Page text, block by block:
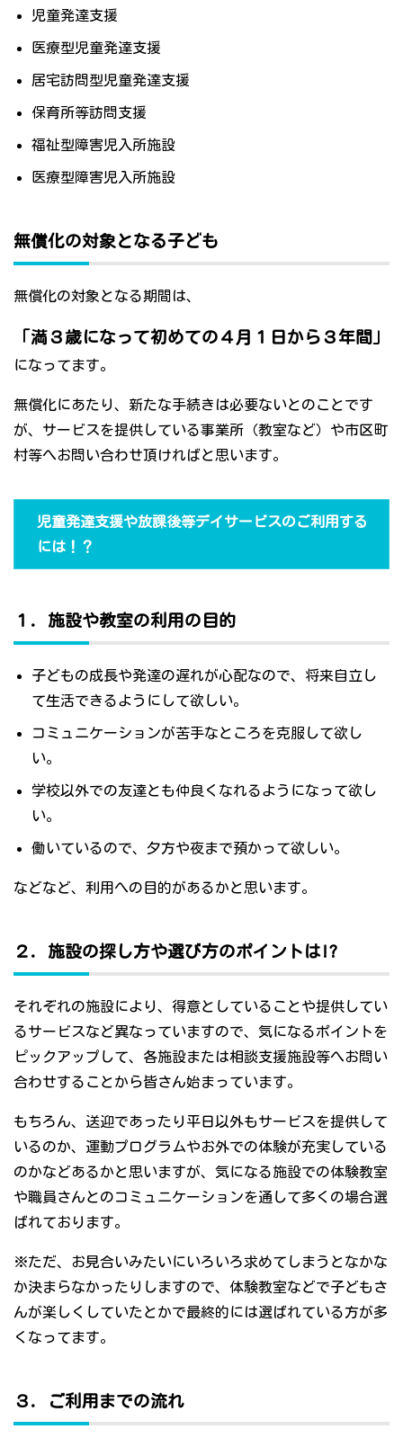
児童発達支援
医療型児童発達支援
居宅訪問型児童発達支援
保育所等訪問支援
福祉型障害児入所施設
医療型障害児入所施設
無償化の対象となる子ども
無償化の対象となる期間は、
「満３歳になって初めての４月１日から３年間」
になってます。
無償化にあたり、新たな手続きは必要ないとのことです
が、サービスを提供している事業所（教室など）や市区町
村等へお問い合わせ頂ければと思います。
児童発達支援や放課後等デイサービスのご利用する
には！？
１．施設や教室の利用の目的
子どもの成長や発達の遅れが心配なので、将来自立し
て生活できるようにして欲しい。
コミュニケーションが苦手なところを克服して欲し
い。
学校以外での友達とも仲良くなれるようになって欲し
い。
働いているので、夕方や夜まで預かって欲しい。
などなど、利用への目的があるかと思います。
２．施設の探し方や選び方のポイントは!?
それぞれの施設により、得意としていることや提供してい
るサービスなど異なっていますので、気になるポイントを
ピックアップして、各施設または相談支援施設等へお問い
合わせすることから皆さん始まっています。
もちろん、送迎であったり平日以外もサービスを提供して
いるのか、運動プログラムやお外での体験が充実している
のかなどあるかと思いますが、気になる施設での体験教室
や職員さんとのコミュニケーションを通して多くの場合選
ばれております。
※ただ、お見合いみたいにいろいろ求めてしまうとなかな
か決まらなかったりしますので、体験教室などで子どもさ
んが楽しくしていたとかで最終的には選ばれている方が多
くなってます。
３．ご利用までの流れ